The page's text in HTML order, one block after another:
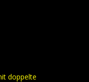
doppelte